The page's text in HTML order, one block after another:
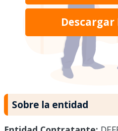
Descargar
Sobre la entidad